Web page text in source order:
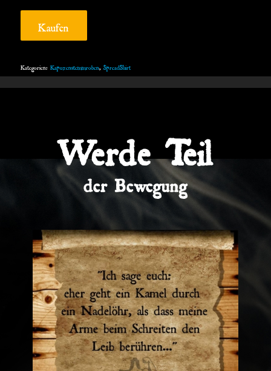
Kaufen
Kategorien: Kapuzenstemmroben SpreadShirt
Werde Teil
der Bewegung